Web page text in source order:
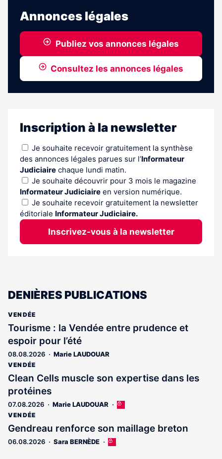
Annonces légales
Publiez vos annonces légales
Consultez les annonces légales
Inscription à la newsletter
Je souhaite recevoir gratuitement la synthèse
des annonces légales parues sur l’Informateur
Judiciaire chaque lundi matin.
Je souhaite découvrir pour 3 mois le magazine
Informateur Judiciaire en version numérique.
Je souhaite recevoir gratuitement la newsletter
éditoriale Informateur Judiciaire.
Inscrivez-vous à la newsletter
DENIÈRES PUBLICATIONS
VENDÉE
Tourisme : la Vendée entre prudence et
espoir pour l’été
08.08.2026 Marie LAUDOUAR
VENDÉE
Clean Cells muscle son expertise dans les
protéines
07.08.2026 Marie LAUDOUAR
Cet
réservé
VENDÉE
Gendreau renforce son maillage breton
06.08.2026 Sara BERNÈDE
Cet